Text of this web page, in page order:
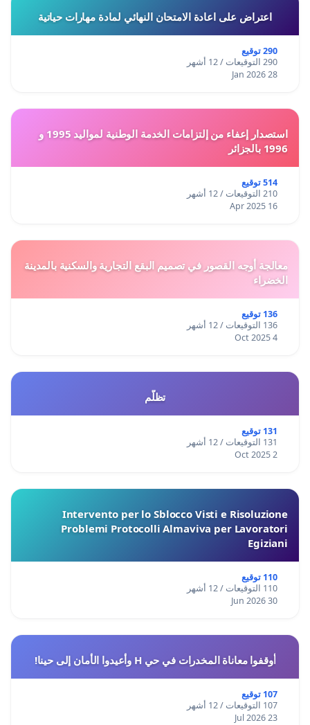
اعتراض على اعادة الامتحان النهائي لمادة مهارات حياتية
290 توقيع
290 التوقيعات / 12 أشهر
28 Jan 2026
استصدار إعفاء من إلتزامات الخدمة الوطنية لمواليد 1995 و
1996 بالجزائر
514 توقيع
210 التوقيعات / 12 أشهر
16 Apr 2025
معالجة أوجه القصور في تصميم البقع التجارية والسكنية بالمدينة
الخضراء
136 توقيع
136 التوقيعات / 12 أشهر
4 Oct 2025
تظلّم
131 توقيع
131 التوقيعات / 12 أشهر
2 Oct 2025
Intervento per lo Sblocco Visti e Risoluzione
Problemi Protocolli Almaviva per Lavoratori
Egiziani
110 توقيع
110 التوقيعات / 12 أشهر
30 Jun 2026
أوقفوا معاناة المخدرات في حي H وأعيدوا الأمان إلى حينا!
107 توقيع
107 التوقيعات / 12 أشهر
23 Jul 2026